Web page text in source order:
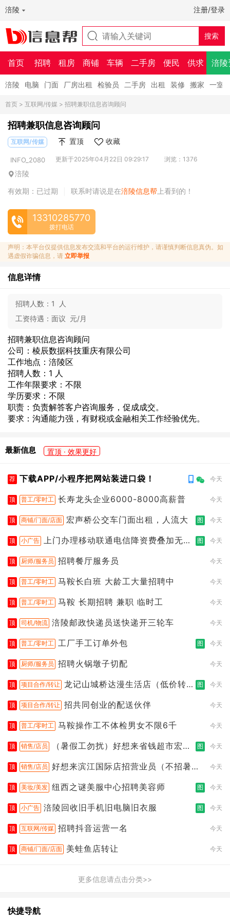
涪陵 注册/登录
首页 招聘 租房 商铺 车辆 二手房 便民 供求 涪陵
涪陵 电脑 门面 厂房出租 检验员 二手房 出租 装修 搬家 一室
首页 > 互联网/传媒 > 招聘兼职信息咨询顾问
招聘兼职信息咨询顾问
互联网/传媒 置顶 收藏
INFO_2080 更新于2025年04月22日 09:29:17 浏览：1376
涪陵
有效期：已过期
联系时请说是在涪陵信息帮 上看到的！
13310285770
拨打电话
声明：本平台仅提供信息发布交流和平台的运行维护，请谨慎判断信息真伪。如
遇虚假诈骗信息，请 立即举报
信息详情
招聘人数： 1 人
工资待遇： 面议 元/月
招聘兼职信息咨询顾问
公司：棱辰数据科技重庆有限公司
工作地点：涪陵区
招聘人数：1 人
工作年限要求：不限
学历要求：不限
职责：负责解答客户咨询服务，促成成交。
要求：沟通能力强，有财税或金融相关工作经验优先。
最新信息 置顶 · 效果更好
荐 下载APP/小程序把网站装进口袋！ 今天
顶 普工/零时工 长寿龙头企业6000-8000高薪普 今天
顶 商铺/门面/店面 宏声桥公交车门面出租，人流大 图 今天
顶 小广告 上门办理移动联通电信降资费叠加无限
图 今天
顶 厨师/服务员 招聘餐厅服务员 今天
顶 普工/零时工 马鞍长白班 大龄工大量招聘中 今天
顶 普工/零时工 马鞍 长期招聘 兼职 临时工 今天
顶 司机/物流 涪陵邮政快递员送快递开三轮车 今天
顶 普工/零时工 工厂手工订单外包 图 今天
顶 厨师/服务员 招聘火锅墩子切配 今天
顶 项目合作/转让 龙记山城桥达漫生活店（低价转
图 今天
顶 项目合作/转让 招共同创业的配送伙伴 今天
顶 普工/零时工 马鞍操作工不体检男女不限6千 今天
顶 销售/店员
（暑假工勿扰）好想来省钱超市宏声
图 今天
顶 销售/店员 好想来滨江国际店招营业员（不招暑假
今天
顶 美妆/美发 纽西之谜美服中心招聘美容师 图 今天
顶 小广告 涪陵回收旧手机旧电脑旧衣服 图 今天
顶 互联网/传媒 招聘抖音运营一名 今天
顶 商铺/门面/店面 美蛙鱼店转让 今天
更多信息请点击分类>>
快捷导航